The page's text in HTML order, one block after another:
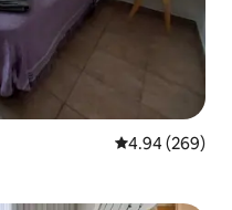
Calificación
4.94 (269)